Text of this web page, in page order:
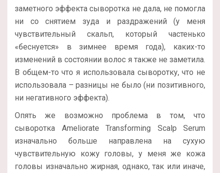
заметного эффекта сыворотка не дала, не помогла
ни со снятием зуда и раздражений (у меня
чувствительный скальп, который частенько
«беснуется» в зимнее время года), каких-то
изменений в состоянии волос я также не заметила.
В общем-то что я использовала сыворотку, что не
использовала – разницы не было (ни позитивного,
ни негативного эффекта).
Опять же возможно проблема в том, что
сыворотка Ameliorate Transforming Scalp Serum
изначально больше направлена на сухую
чувствительную кожу головы, у меня же кожа
головы изначально жирная, однако, так или иначе,